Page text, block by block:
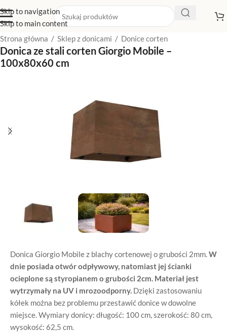
Skip to navigation
Skip to main content
Strona główna / Sklep z donicami / Donice corten
Donica ze stali corten Giorgio Mobile –
100x80x60 cm
Donica Giorgio Mobile z blachy cortenowej o grubości 2mm.W
dnie posiada otwór odpływowy, natomiast jej ścianki
ocieplone są styropianem o grubości 2cm. Materiał jest
wytrzymały na UV i mrozoodporny. Dzięki zastosowaniu
kółek można bez problemu przestawić donice w dowolne
miejsce. Wymiary donicy: długość: 100 cm, szerokość: 80 cm,
wysokość: 62,5 cm.